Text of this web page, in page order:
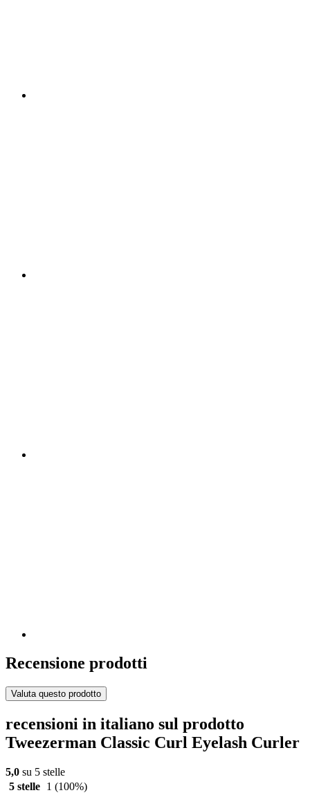
Recensione prodotti
Valuta questo prodotto
recensioni in italiano sul prodotto
Tweezerman Classic Curl Eyelash Curler
5,0 su 5 stelle
5 stelle
1 (100%)